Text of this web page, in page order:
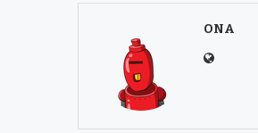
ONA